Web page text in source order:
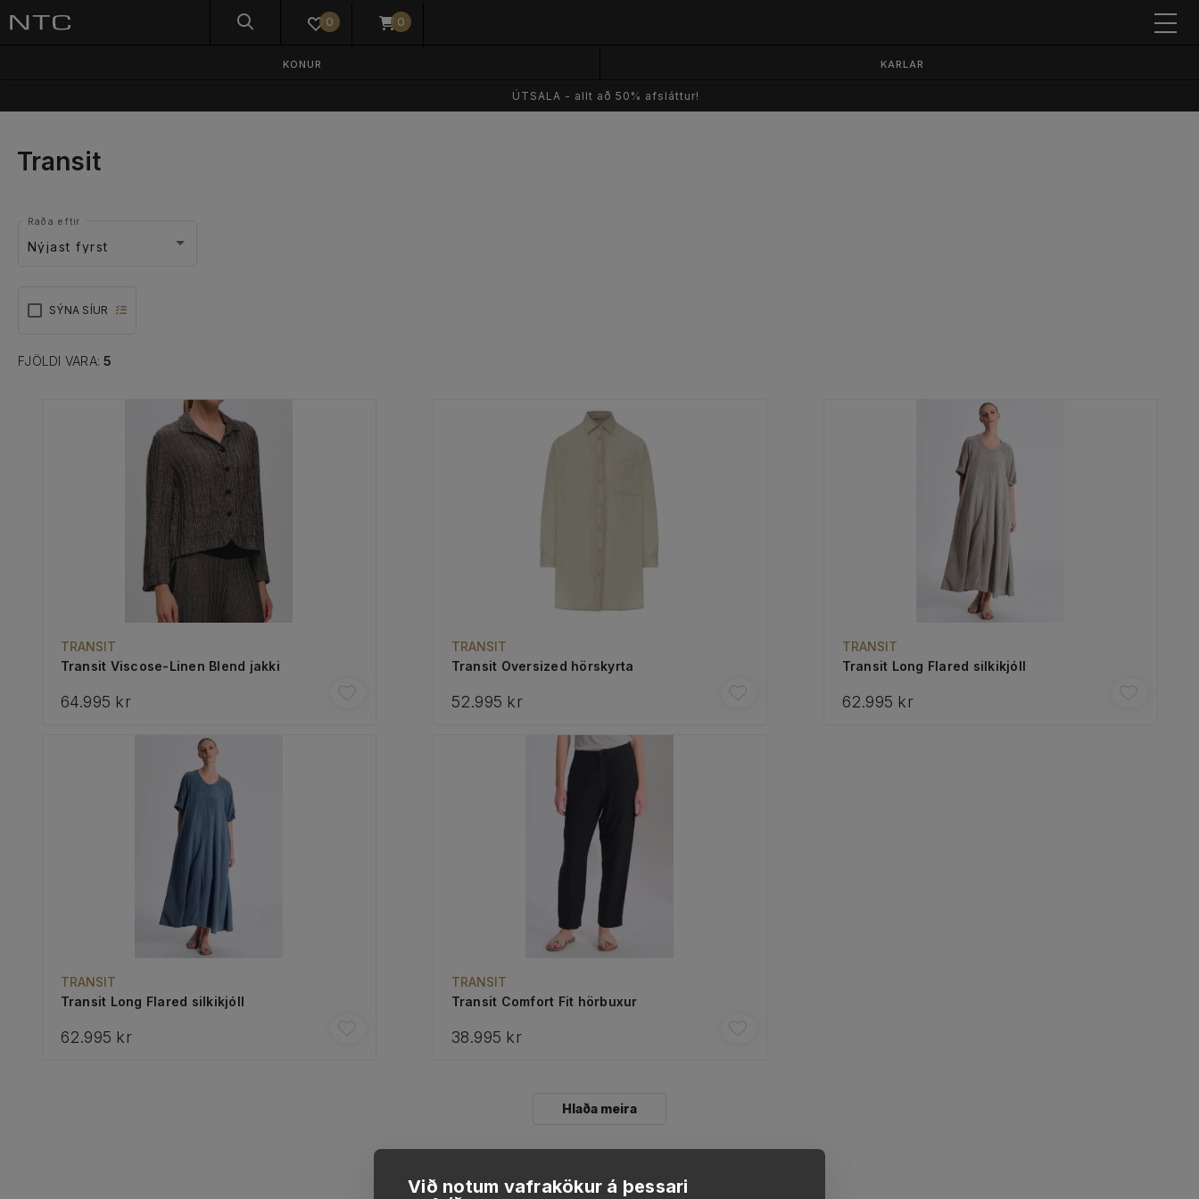
Við notum vafrakökur á þessari
0 0
KONUR KARLAR
ÚTSALA - allt að 50% afsláttur!
Transit
Nýjast fyrst
Raða eftir
SÝNA SÍUR
FJÖLDI VARA:5
TRANSIT
Transit Viscose-Linen Blend jakki
64.995 kr
TRANSIT
Transit Oversized hörskyrta
52.995 kr
TRANSIT
Transit Long Flared silkikjóll
62.995 kr
TRANSIT
Transit Long Flared silkikjóll
62.995 kr
TRANSIT
Transit Comfort Fit hörbuxur
38.995 kr
Hlaða meira